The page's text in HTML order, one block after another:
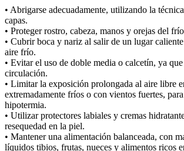
•⁠ ⁠Abrigarse adecuadamente, utilizando la
capas.
•⁠ ⁠Proteger rostro, cabeza, manos y orejas del
•⁠ ⁠Cubrir boca y nariz al salir de un lugar
aire frío.
•⁠ ⁠Evitar el uso de doble media o calcetín, ya
circulación.
•⁠ ⁠Limitar la exposición prolongada al aire libre
extremadamente fríos o con vientos fuertes,
hipotermia.
•⁠ ⁠Utilizar protectores labiales y cremas
resequedad en la piel.
•⁠ ⁠Mantener una alimentación balanceada, con
líquidos tibios, frutas, nueces y alimentos ricos